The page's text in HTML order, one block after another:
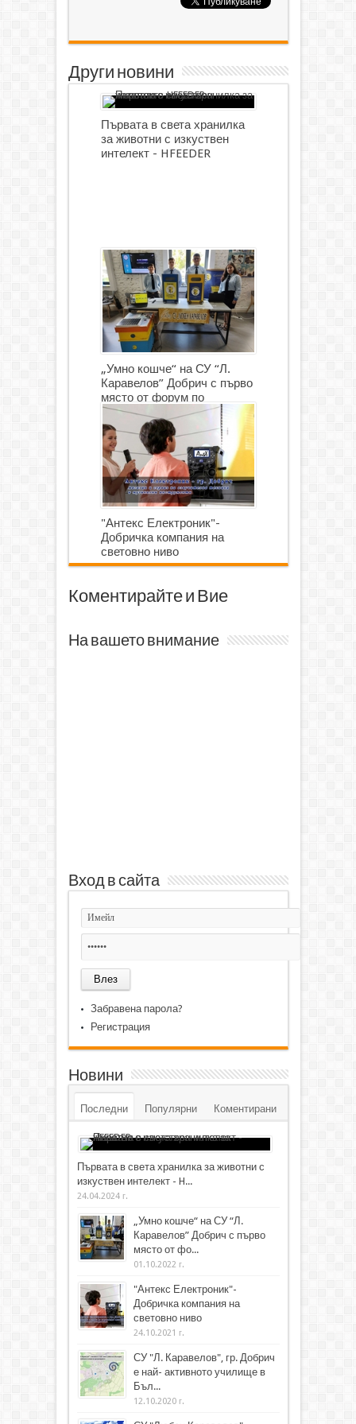
Други новини
Първата в света хранилка
за животни с изкуствен
интелект - HFEEDER
„Умно кошче“ на СУ “Л.
Каравелов” Добрич с първо
място от форум по
роботика
"Антекс Електроник"-
Добричка компания на
световно ниво
Коментирайте и Вие
На вашето внимание
Вход в сайта
Забравена парола?
Регистрация
Новини
Последни Популярни Коментирани
Първата в света хранилка за животни с
изкуствен интелект - H...
24.04.2024 г.
„Умно кошче“ на СУ “Л.
Каравелов” Добрич с първо
място от фо...
01.10.2022 г.
"Антекс Електроник"-
Добричка компания на
световно ниво
24.10.2021 г.
СУ "Л. Каравелов", гр. Добрич
е най- активното училище в
Бъл...
12.10.2020 г.